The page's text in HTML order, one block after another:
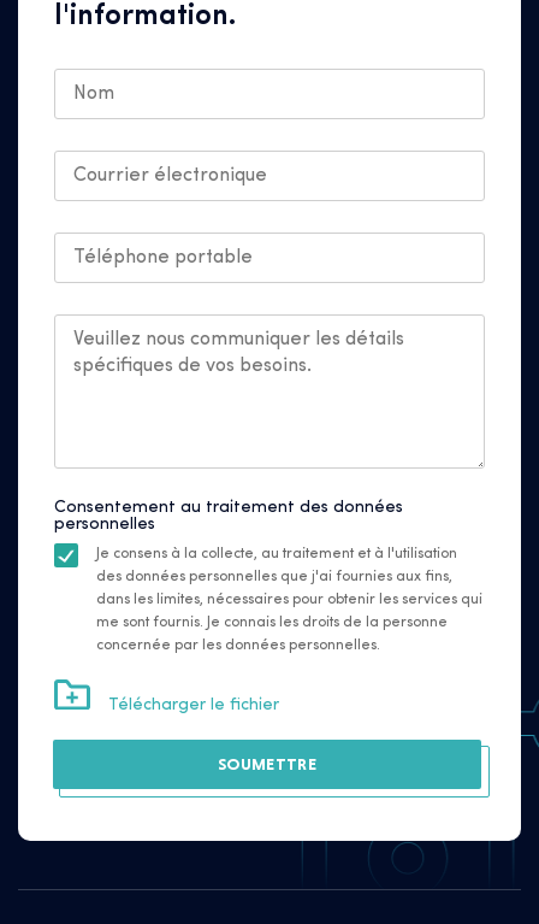
l'information.
Consentement au traitement des données
personnelles
Je consens à la collecte, au traitement et à l'utilisation
des données personnelles que j'ai fournies aux fins,
dans les limites, nécessaires pour obtenir les services qui
me sont fournis. Je connais les droits de la personne
concernée par les données personnelles.
Télécharger le fichier
SOUMETTRE